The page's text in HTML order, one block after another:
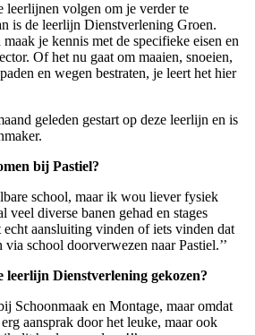
leerlijnen volgen om je verder te
is de leerlijn Dienstverlening Groen.
je kennis met de specifieke eisen en
Of het nu gaat om maaien, snoeien,
en wegen bestraten, je leert het hier
geleden gestart op deze leerlijn en is
bij Pastiel?
school, maar ik wou liever fysiek
veel diverse banen gehad en stages
aansluiting vinden of iets vinden dat
school doorverwezen naar Pastiel.’’
leerlijn Dienstverlening gekozen?
Schoonmaak en Montage, maar omdat
aansprak door het leuke, maar ook